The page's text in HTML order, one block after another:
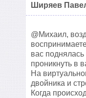
Ширяев
@Михаил,
вас
проникнуть в
На
двойника и
Когда